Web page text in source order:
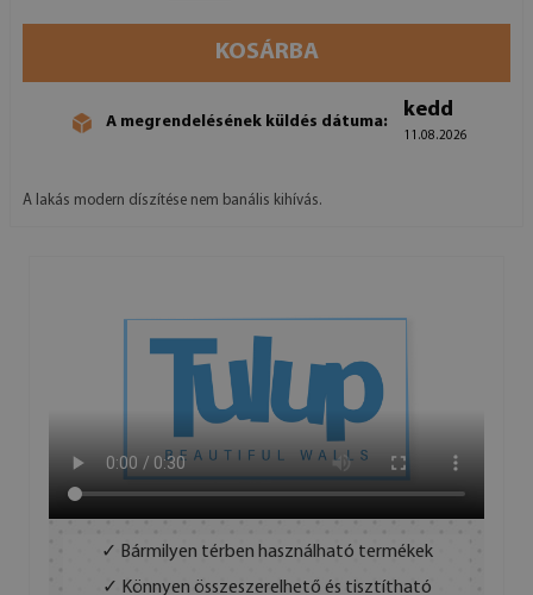
KOSÁRBA
A megrendelésének küldés dátuma:
kedd
11.08.2026
A lakás modern díszítése nem banális kihívás.
✓ Bármilyen térben használható termékek
✓ Könnyen összeszerelhető és tisztítható